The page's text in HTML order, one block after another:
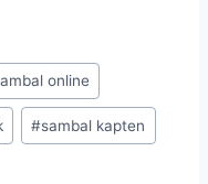
online
#sambal kapten